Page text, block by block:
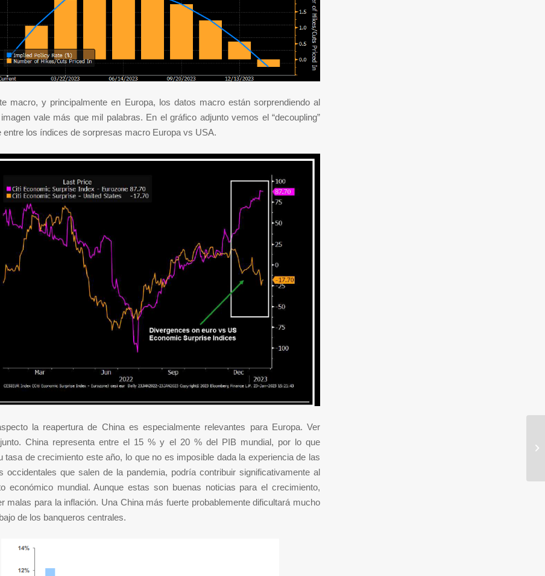
macro, y principalmente en Europa, los datos macro están sorprendiendo al
vale más que mil palabras. En el gráfico adjunto vemos el “decoupling”
entre los índices de sorpresas macro Europa vs USA.
la reapertura de China es especialmente relevantes para Europa. Ver
China representa entre el 15 % y el 20 % del PIB mundial, por lo que
tasa de crecimiento este año, lo que no es imposible dada la experiencia de las
occidentales que salen de la pandemia, podría contribuir significativamente al
económico mundial. Aunque estas son buenas noticias para el crecimiento,
malas para la inflación. Una China más fuerte probablemente dificultará mucho
de los banqueros centrales.